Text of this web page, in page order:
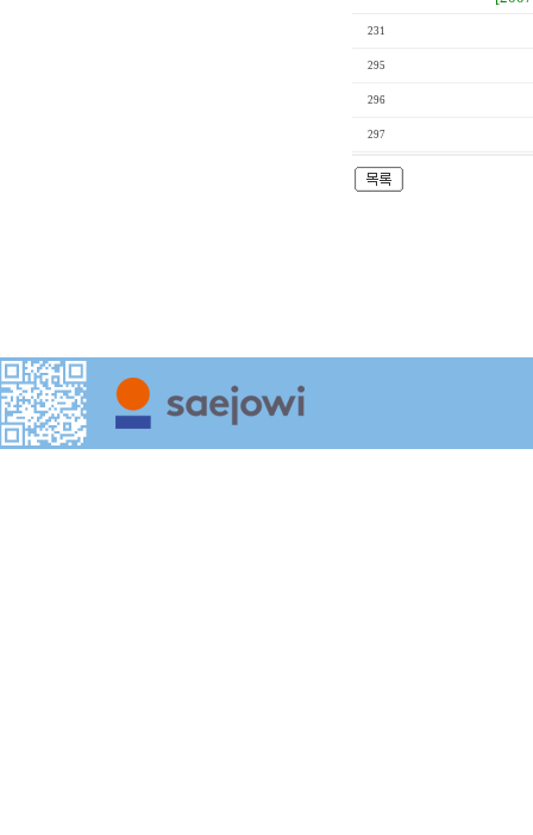
231
295
296
297